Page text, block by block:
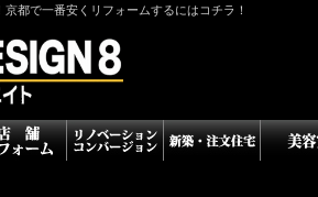
都で一番安くリフォームするにはコチラ！